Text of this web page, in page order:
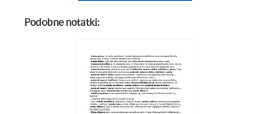
Podobne notatki: